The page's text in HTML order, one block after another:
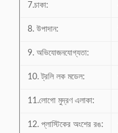
7.চাকা:
8. উপাদান:
9. অভিযোজনযোগ্যতা:
10. ট্রলি লক মডেল:
11.লোগো মুদ্রণ এলাকা:
12. প্লাস্টিকের অংশের রঙ: